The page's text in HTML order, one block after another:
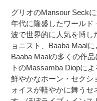
加
す
る
グリオのMansour Seck
年代に隆盛したワールド
波で世界的に人気を博し
ョニスト、Baaba Maal
Baaba Maalの多くの作
トのMassamba Diopに
鮮やかなホーン・セクシ
ォイスが軽やかに舞うセ